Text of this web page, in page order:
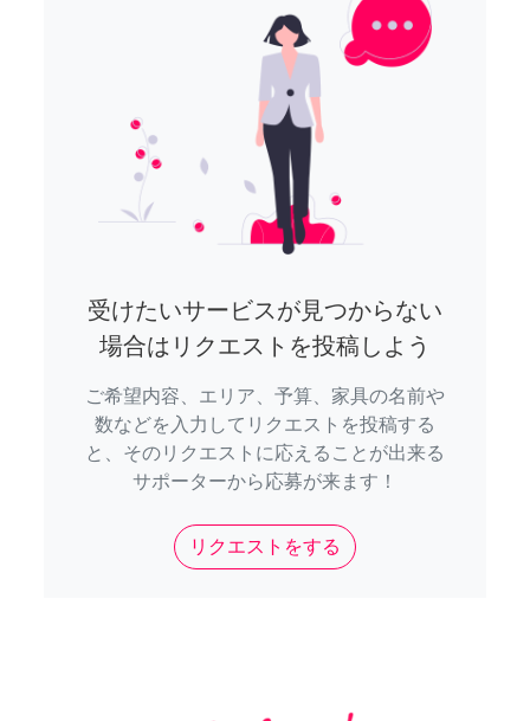
受けたいサービスが見つからない
場合はリクエストを投稿しよう
ご希望内容、エリア、予算、家具の名前や
数などを入力してリクエストを投稿する
と、そのリクエストに応えることが出来る
サポーターから応募が来ます！
リクエストをする